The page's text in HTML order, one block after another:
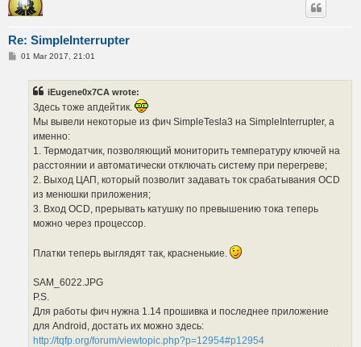
Re: SimpleInterrupter
P01 Mar 2017, 21:01
iEugene0x7CA wrote:
Здесь тоже апдейтик.
Мы вывели некоторые из фич SimpleTesla3 на SimpleInterrupter, а
именно:
1. Термодатчик, позволяющий мониторить температуру ключей на
расстоянии и автоматически отключать систему при перегреве;
2. Выход ЦАП, который позволит задавать ток срабатывания OCD
из менюшки приложения;
3. Вход OCD, прерывать катушку по превышению тока теперь
можно через процессор.
Платки теперь выглядят так, красненькие.
SAM_6022.JPG
P.S.
Для работы фич нужна 1.14 прошивка и последнее приложение
для Android, достать их можно здесь:
http://tqfp.org/forum/viewtopic.php?p=12954#p12954